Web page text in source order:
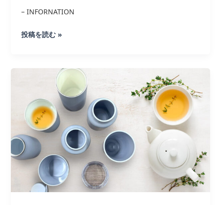
案
取
– INFORNATION
製
料・
ロ
グ
PDF
版
投稿を読む »